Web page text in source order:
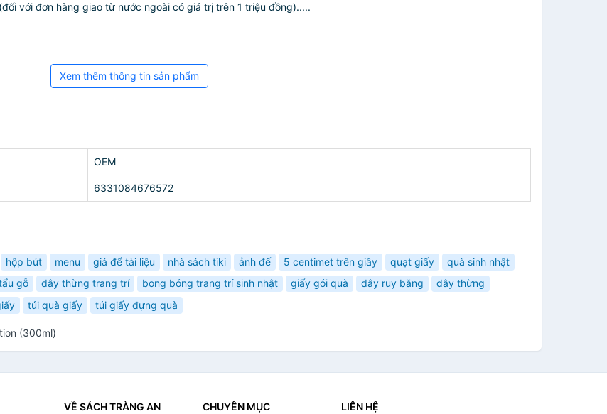
với đơn hàng giao từ nước ngoài có giá trị trên 1 triệu đồng).....
Xem thêm thông tin sản phẩm
OEM
6331084676572
hộp bút menu giá để tài liệu nhà sách tiki ảnh đế 5 centimet trên giây quạt giấy
quà sinh nhật
gỗ dây thừng trang trí bong bóng trang trí sinh nhật giấy gói quà dây ruy băng
dây thừng
túi quà giấy túi giấy đựng quà
(300ml)
VỀ SÁCH TRÀNG AN CHUYÊN MỤC LIÊN HỆ